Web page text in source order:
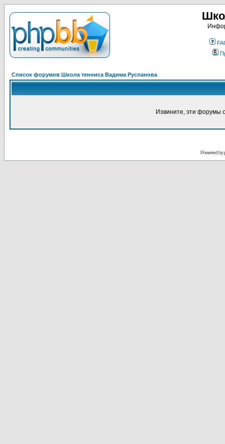
Список форумов Школа тенниса Вадима Русланова
Извините, эти форумы
Powered by